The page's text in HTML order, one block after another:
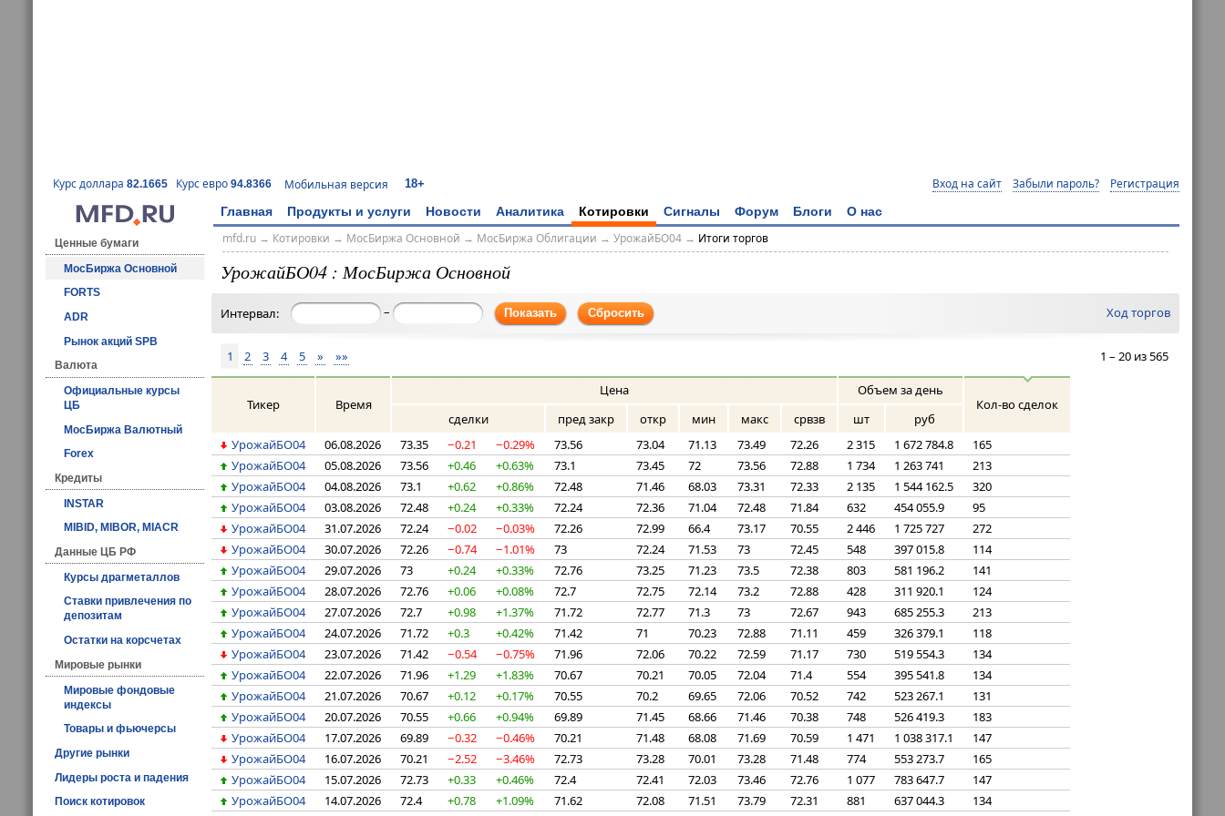
Курс доллара 82.1665 Курс евро 94.8366 Мобильная версия 18+ Вход на сайт Забыли пароль? Регистрация
Главная Продукты и услуги Новости Аналитика Котировки Сигналы Форум Блоги О нас
Ценные бумаги
МосБиржа Основной
FORTS
ADR
Рынок акций SPB
Валюта
Официальные курсы
ЦБ
МосБиржа Валютный
Forex
Кредиты
INSTAR
MIBID, MIBOR, MIACR
Данные ЦБ РФ
Курсы драгметаллов
Ставки привлечения по
депозитам
Остатки на корсчетах
Мировые рынки
Мировые фондовые
индексы
Товары и фьючерсы
Другие рынки
Лидеры роста и падения
Поиск котировок
mfd.ru→ Котировки → МосБиржа Основной → МосБиржа Облигации → УрожайБО04→ Итоги торгов
УрожайБО04 : МосБиржа Основной
Ход торгов
Интервал: – Показать Сбросить
1 – 20 из 565
1 2 3 4 5 » »»
Тикер Время
Цена
Объем за день
Кол-во сделок
сделки
пред закр откр мин макс срвзв шт
руб
УрожайБО04
06.08.2026 73.35 −0.21 −0.29% 73.56 73.04 71.13 73.49 72.26 2 315 1 672 784.8
165
УрожайБО04
05.08.2026 73.56 +0.46 +0.63% 73.1 73.45 72 73.56 72.88 1 734 1 263 741
213
УрожайБО04
04.08.2026 73.1 +0.62 +0.86% 72.48 71.46 68.03 73.31 72.33 2 135 1 544 162.5
320
УрожайБО04
03.08.2026 72.48 +0.24 +0.33% 72.24 72.36 71.04 72.48 71.84 632 454 055.9
95
УрожайБО04
31.07.2026 72.24 −0.02 −0.03% 72.26 72.99 66.4 73.17 70.55 2 446 1 725 727
272
УрожайБО04
30.07.2026 72.26 −0.74 −1.01% 73 72.24 71.53 73 72.45 548 397 015.8
114
УрожайБО04
29.07.2026 73 +0.24 +0.33% 72.76 73.25 71.23 73.5 72.38 803 581 196.2
141
УрожайБО04
28.07.2026 72.76 +0.06 +0.08% 72.7 72.75 72.14 73.2 72.88 428 311 920.1
124
УрожайБО04
27.07.2026 72.7 +0.98 +1.37% 71.72 72.77 71.3 73 72.67 943 685 255.3
213
УрожайБО04
24.07.2026 71.72 +0.3 +0.42% 71.42 71 70.23 72.88 71.11 459 326 379.1
118
УрожайБО04
23.07.2026 71.42 −0.54 −0.75% 71.96 72.06 70.22 72.59 71.17 730 519 554.3
134
УрожайБО04
22.07.2026 71.96 +1.29 +1.83% 70.67 70.21 70.05 72.04 71.4 554 395 541.8
134
УрожайБО04
21.07.2026 70.67 +0.12 +0.17% 70.55 70.2 69.65 72.06 70.52 742 523 267.1
131
УрожайБО04
20.07.2026 70.55 +0.66 +0.94% 69.89 71.45 68.66 71.46 70.38 748 526 419.3
183
УрожайБО04
17.07.2026 69.89 −0.32 −0.46% 70.21 71.48 68.08 71.69 70.59 1 471 1 038 317.1
147
УрожайБО04
16.07.2026 70.21 −2.52 −3.46% 72.73 73.28 70.01 73.28 71.48 774 553 273.7
165
УрожайБО04
15.07.2026 72.73 +0.33 +0.46% 72.4 72.41 72.03 73.46 72.76 1 077 783 647.7
147
УрожайБО04
14.07.2026 72.4 +0.78 +1.09% 71.62 72.08 71.51 73.79 72.31 881 637 044.3
134